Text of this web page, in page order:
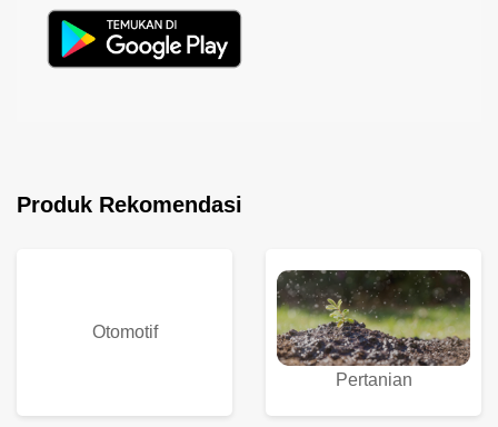
Produk Rekomendasi
Otomotif
Pertanian